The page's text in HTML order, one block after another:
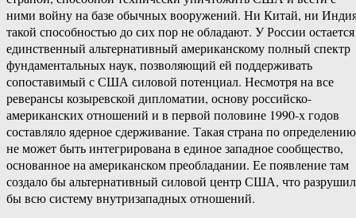
ними войну на базе обычных вооружений. Ни Китай, ни
такой способностью до сих пор не обладают. У России остается
единственный альтернативный американскому полный спектр
фундаментальных наук, позволяющий ей поддерживать
сопоставимый с США силовой потенциал. Несмотря на все
реверансы козыревской дипломатии, основу российско-
американских отношений и в первой половине 1990-х годов
составляло ядерное сдерживание. Такая страна по определению
не может быть интегрирована в единое западное сообщество,
основанное на американском преобладании. Ее появление там
создало бы альтернативный силовой центр США, что
бы всю систему внутризападных отношений.